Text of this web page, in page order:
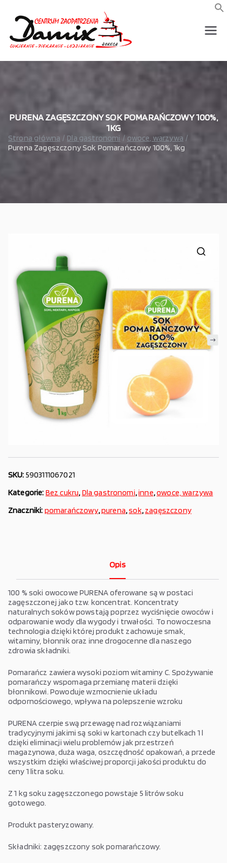
treści
wszystko
gastrono
mii
wszystko dla piekarni,
PURENA ZAGĘSZCZONY SOK POMARAŃCZOWY 100%,
1KG
Strona główna Dla gastronomi
owoce, warzywa
Purena Zagęszczony Sok Pomarańczowy 100%, 1kg
SKU: 5903111067021
Kategorie: Bez cukru, Dla gastronomi,inne,owoce, warzywa
Znaczniki: pomarańczowy,purena,sok, zagęszczony
Opis
100 % soki owocowe PURENA oferowane są w postaci
zagęszczonej jako tzw. koncentrat. Koncentraty
naturalnych soków powstają poprzez wyciśnięcie owoców i
odparowanie wody dla wygody i trwałości. To nowoczesna
technologia dzięki której produkt zachowuje smak,
witaminy, błonnik oraz inne drogocenne dla naszego
zdrowia składniki.
Pomarańcz zawiera wysoki poziom witaminy C. Spożywanie
pomarańczy wspomaga przemianę materii dzięki
błonnikowi. Powoduje wzmocnienie układu
odpornościowego, wpływa na polepszenie wzroku
PURENA czerpie swą przewagę nad rozwiązaniami
tradycyjnymi jakimi są soki w kartonach czy butelkach 1 l
dzięki eliminacji wielu problemów jak przestrzeń
magazynowa, duża waga, oszczędność opakowań, a przede
wszystkim dzięki właściwej proporcji jakości produktu do
ceny 1 litra soku.
Z 1 kg soku zagęszczonego powstaje 5 litrów soku
gotowego.
Produkt pasteryzowany.
Składniki: zagęszczony sok pomarańczowy.